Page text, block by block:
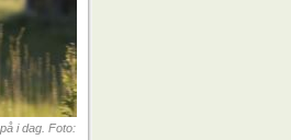
i dag. Foto: